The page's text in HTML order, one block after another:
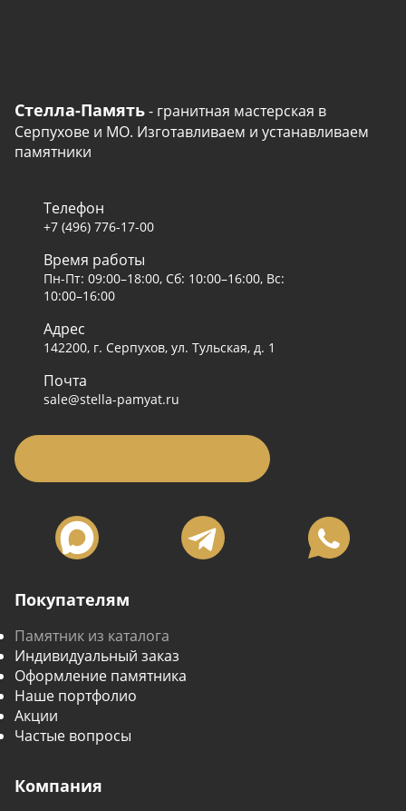
Стелла-Память- гранитная мастерская в
Серпухове и МО. Изготавливаем и устанавливаем
памятники
Покупателям
Памятник из каталога
Индивидуальный заказ
Оформление памятника
Наше портфолио
Акции
Частые вопросы
Компания
Телефон
+7 (496) 776-17-00
Время работы
Пн-Пт: 09:00–18:00, Сб: 10:00–16:00, Вс:
10:00–16:00
Адрес
142200, г. Серпухов, ул. Тульская, д. 1
Почта
sale@stella-pamyat.ru